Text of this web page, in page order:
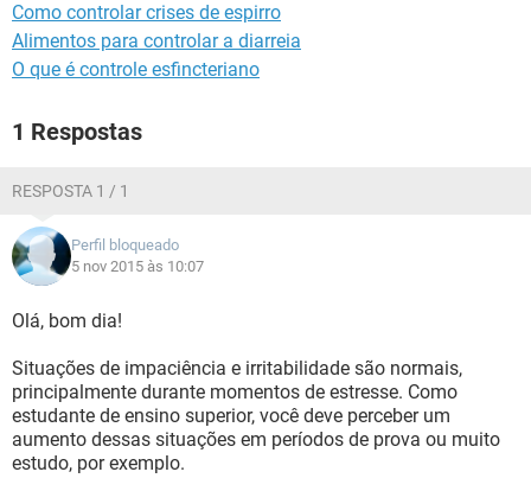
Como controlar crises de espirro
Alimentos para controlar a diarreia
O que é controle esfincteriano
1 Respostas
RESPOSTA 1 / 1
Perfil bloqueado
5 nov 2015 às 10:07
Olá, bom dia!
Situações de impaciência e irritabilidade são normais,
principalmente durante momentos de estresse. Como
estudante de ensino superior, você deve perceber um
aumento dessas situações em períodos de prova ou muito
estudo, por exemplo.